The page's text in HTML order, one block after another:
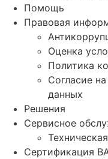
Помощь
Правовая
Оценка
Политика
Согласие
данных
Решения
Сервисное
Сертификация